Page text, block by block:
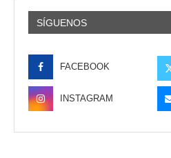
SÍGUENOS
FACEBOOK
INSTAGRAM